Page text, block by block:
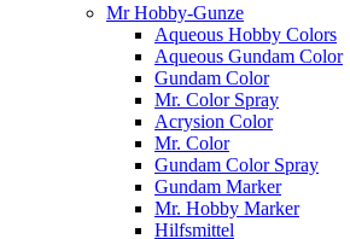
Mr Hobby-Gunze
Aqueous Hobby Colors
Aqueous Gundam Color
Gundam Color
Mr. Color Spray
Acrysion Color
Mr. Color
Gundam Color Spray
Gundam Marker
Mr. Hobby Marker
Hilfsmittel